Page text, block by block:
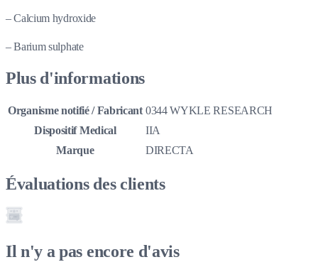
– Calcium hydroxide
– Barium sulphate
Plus d'informations
Organisme notifié / Fabricant 0344 WYKLE RESEARCH
Dispositif Medical
IIA
Marque
DIRECTA
Évaluations des clients
Il n'y a pas encore d'avis